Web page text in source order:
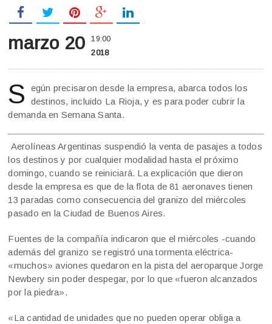
marzo 20 19:00
2018
S
egún precisaron desde la empresa, abarca todos los
destinos, incluido La Rioja, y es para poder cubrir la
demanda en Semana Santa.
Aerolíneas Argentinas suspendió la venta de pasajes a todos
los destinos y por cualquier modalidad hasta el próximo
domingo, cuando se reiniciará. La explicación que dieron
desde la empresa es que de la flota de 81 aeronaves tienen
13 paradas como consecuencia del granizo del miércoles
pasado en la Ciudad de Buenos Aires.
Fuentes de la compañía indicaron que el miércoles -cuando
además del granizo se registró una tormenta eléctrica-
«muchos» aviones quedaron en la pista del aeroparque Jorge
Newbery sin poder despegar, por lo que «fueron alcanzados
por la piedra».
«La cantidad de unidades que no pueden operar obliga a